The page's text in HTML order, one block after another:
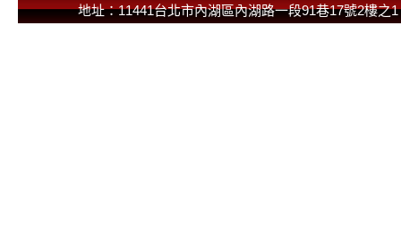
地址：11441台北市內湖區內湖路一段91巷17號2樓